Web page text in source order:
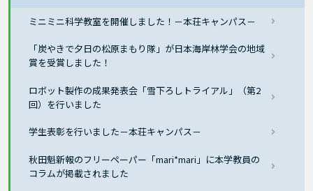
ミニミニ科学教室を開催しました！－本荘キャンパス－
「炭やきで夕日の松原まもり隊」が日本海岸林学会の地域
賞を受賞しました！
ロボット製作の成果発表会「雪下ろしトライアル」（第2
回）を行いました
学生表彰を行いました－本荘キャンパス－
秋田魁新報のフリーペーパー「mari*mari」に本学教員の
コラムが掲載されました